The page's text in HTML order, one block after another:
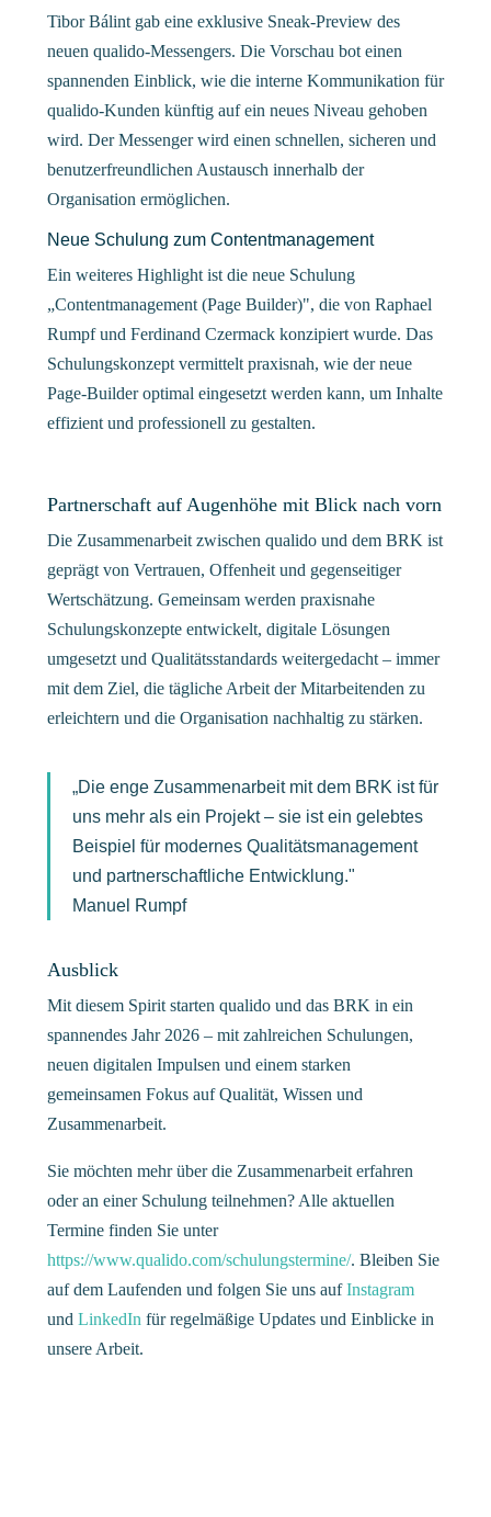
Tibor Bálint gab eine exklusive Sneak-Preview des
neuen qualido-Messengers. Die Vorschau bot einen
spannenden Einblick, wie die interne Kommunikation für
qualido-Kunden künftig auf ein neues Niveau gehoben
wird. Der Messenger wird einen schnellen, sicheren und
benutzerfreundlichen Austausch innerhalb der
Organisation ermöglichen.
Neue Schulung zum Contentmanagement
Ein weiteres Highlight ist die neue Schulung
„Contentmanagement (Page Builder)", die von Raphael
Rumpf und Ferdinand Czermack konzipiert wurde. Das
Schulungskonzept vermittelt praxisnah, wie der neue
Page-Builder optimal eingesetzt werden kann, um Inhalte
effizient und professionell zu gestalten.
Partnerschaft auf Augenhöhe mit Blick nach vorn
Die Zusammenarbeit zwischen qualido und dem BRK ist
geprägt von Vertrauen, Offenheit und gegenseitiger
Wertschätzung. Gemeinsam werden praxisnahe
Schulungskonzepte entwickelt, digitale Lösungen
umgesetzt und Qualitätsstandards weitergedacht – immer
mit dem Ziel, die tägliche Arbeit der Mitarbeitenden zu
erleichtern und die Organisation nachhaltig zu stärken.
„Die enge Zusammenarbeit mit dem BRK ist für
uns mehr als ein Projekt – sie ist ein gelebtes
Beispiel für modernes Qualitätsmanagement
und partnerschaftliche Entwicklung."
Manuel Rumpf
Ausblick
Mit diesem Spirit starten qualido und das BRK in ein
spannendes Jahr 2026 – mit zahlreichen Schulungen,
neuen digitalen Impulsen und einem starken
gemeinsamen Fokus auf Qualität, Wissen und
Zusammenarbeit.
Sie möchten mehr über die Zusammenarbeit erfahren
oder an einer Schulung teilnehmen? Alle aktuellen
Termine finden Sie unter
https://www.qualido.com/schulungstermine/. Bleiben Sie
auf dem Laufenden und folgen Sie uns aufInstagram
und LinkedIn für regelmäßige Updates und Einblicke in
unsere Arbeit.